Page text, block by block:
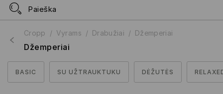
Cropp Vyrams Drabužiai Džemperiai
Džemperiai
BASIC SU UŽTRAUKTUKU DĖŽUTĖS